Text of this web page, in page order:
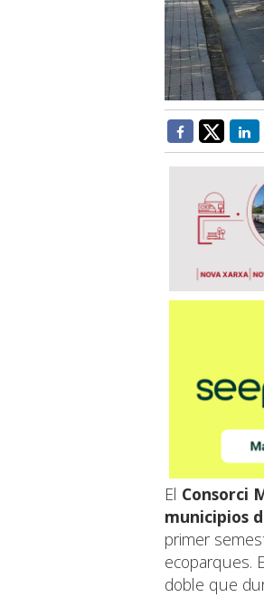
El Consorci
municipios
primer
ecoparques.
doble que